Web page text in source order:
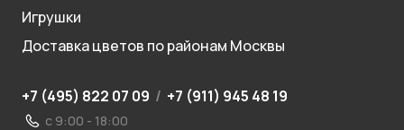
Игрушки
Доставка цветов по районам Москвы
+7 (495) 822 07 09 / +7 (911) 945 48 19
с 9:00 - 18:00